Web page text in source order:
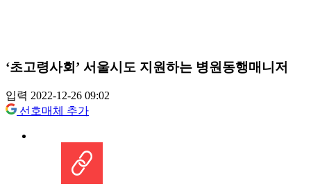
‘초고령사회’ 서울시도 지원하는 병원동행매니저
입력 2022-12-26 09:02
선호매체 추가